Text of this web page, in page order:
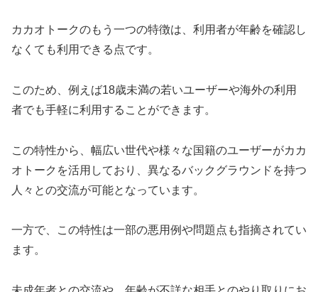
カカオトークのもう一つの特徴は、利用者が年齢を確認し
なくても利用できる点です。
このため、例えば18歳未満の若いユーザーや海外の利用
者でも手軽に利用することができます。
この特性から、幅広い世代や様々な国籍のユーザーがカカ
オトークを活用しており、異なるバックグラウンドを持つ
人々との交流が可能となっています。
一方で、この特性は一部の悪用例や問題点も指摘されてい
ます。